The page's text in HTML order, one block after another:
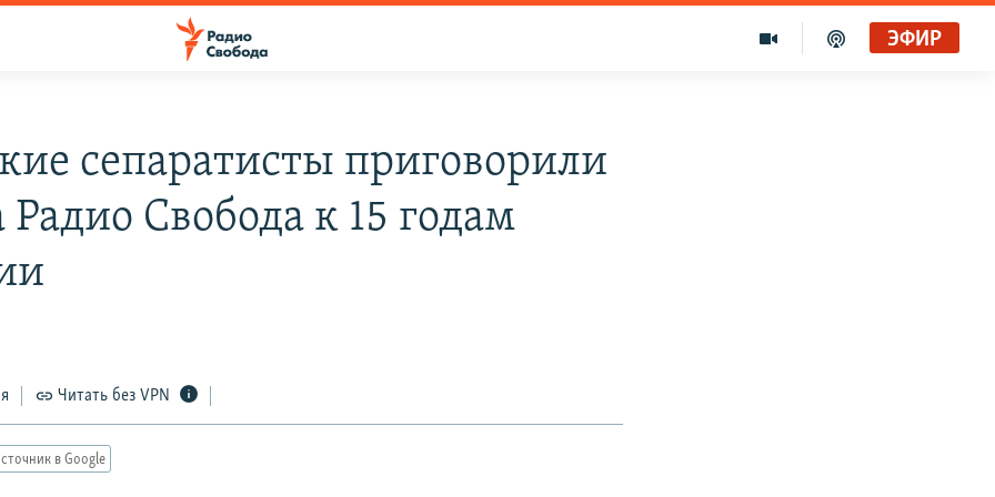
ЭФИР
сепаратисты приговорили
Радио Свобода к 15 годам
Читать без VPN
в Google